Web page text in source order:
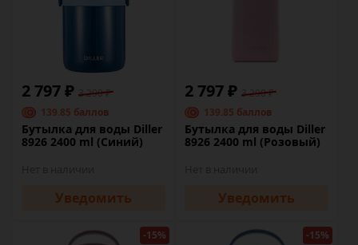
2 797 ₽ 3 290 ₽
139.85 баллов
Бутылка для воды Diller
8926 2400 ml (Синий)
Уведомить
2 797 ₽ 3 290 ₽
139.85 баллов
Бутылка для воды Diller
8926 2400 ml (Розовый)
Уведомить
-15% -15%